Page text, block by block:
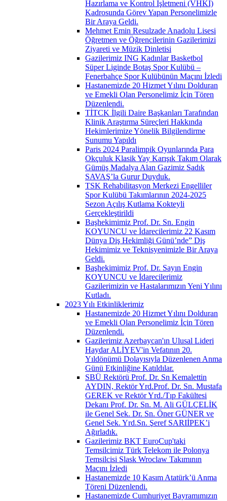
Hazırlama ve Kontrol İşletmeni (VHKİ)
Kadrosunda Görev Yapan Personelimizle
Bir Araya Geldi.
Mehmet Emin Resulzade Anadolu Lisesi
Öğretmen ve Öğrencilerinin Gazilerimizi
Ziyareti ve Müzik Dinletisi
Gazilerimiz ING Kadınlar Basketbol
Süper Liginde Botaş Spor Kulübü –
Fenerbahçe Spor Kulübünün Maçını İzledi
Hastanemizde 20 Hizmet Yılını Dolduran
ve Emekli Olan Personelimiz İçin Tören
Düzenlendi.
TİTCK İlgili Daire Başkanları Tarafından
Klinik Araştırma Süreçleri Hakkında
Hekimlerimize Yönelik Bilgilendirme
Sunumu Yapıldı
Paris 2024 Paralimpik Oyunlarında Para
Okçuluk Klasik Yay Karışık Takım Olarak
Gümüş Madalya Alan Gazimiz Sadık
SAVAŞ’la Gurur Duyduk.
TSK Rehabilitasyon Merkezi Engelliler
Spor Kulübü Takımlarının 2024-2025
Sezon Açılış Kutlama Kokteyli
Gerçekleştirildi
Başhekimimiz Prof. Dr. Sn. Engin
KOYUNCU ve İdarecilerimiz 22 Kasım
Dünya Diş Hekimliği Günü’nde” Diş
Hekimimiz ve Teknisyenimizle Bir Araya
Geldi.
Başhekimimiz Prof. Dr. Sayın Engin
KOYUNCU ve İdarecilerimiz
Gazilerimizin ve Hastalarımızın Yeni Yılını
Kutladı.
2023 Yılı Etkinliklerimiz
Hastanemizde 20 Hizmet Yılını Dolduran
ve Emekli Olan Personelimiz İçin Tören
Düzenlendi.
Gazilerimiz Azerbaycan'ın Ulusal Lideri
Haydar ALİYEV'in Vefatının 20.
Yıldönümü Dolayısıyla Düzenlenen Anma
Günü Etkinliğine Katıldılar.
SBÜ Rektörü Prof. Dr. Sn Kemalettin
AYDIN, Rektör Yrd.Prof. Dr. Sn. Mustafa
GEREK ve Rektör Yrd./Tıp Fakültesi
Dekanı Prof. Dr. Sn. M. Ali GÜLÇELİK
ile Genel Sek. Dr. Sn. Öner GÜNER ve
Genel Sek. Yrd.Sn. Şeref SARIİPEK’i
Ağırladık.
Gazilerimiz BKT EuroCup'taki
Temsilcimiz Türk Telekom ile Polonya
Temsilcisi Slask Wroclaw Takımının
Maçını İzledi
Hastanemizde 10 Kasım Atatürk’ü Anma
Töreni Düzenlendi.
Hastanemizde Cumhuriyet Bayramımızın